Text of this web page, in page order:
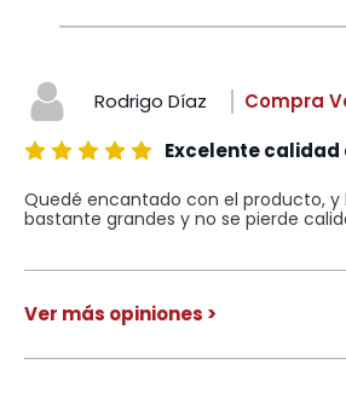
Rodrigo Díaz
Compra
Excelente calidad
Quedé encantado con el producto, y
bastante grandes y no se pierde
Ver más opiniones >